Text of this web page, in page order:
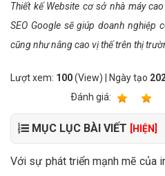
Thiết kế Website cơ sở nhà máy
SEO Google sẽ giúp doanh nghiệp
cũng như nâng cao vị thế trên thị
Lượt xem: 100(View) | Ngày tạo
Ðánh giá:
MỤC LỤC BÀI VIẾT [HIỆN]
Với sự phát triển mạnh mẽ của